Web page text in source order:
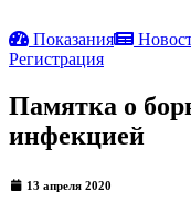
Показания
Регистрация
Памятка о
инфекцией
13 апреля 2020